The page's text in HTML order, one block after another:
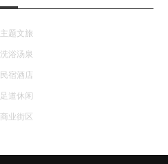
主题文旅
洗浴汤泉
民宿酒店
足道休闲
商业街区